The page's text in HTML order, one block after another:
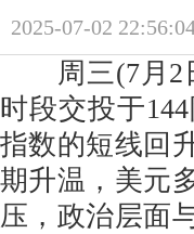
2025-07-02
周三(7月2日
时段交投于
指数的短线回
期升温，美元
压，政治层面